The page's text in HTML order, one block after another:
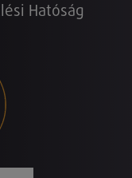
Hatóság